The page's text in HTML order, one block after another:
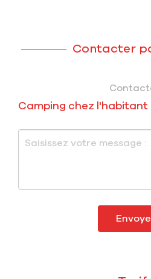
Contacter
Camping chez l'habitant